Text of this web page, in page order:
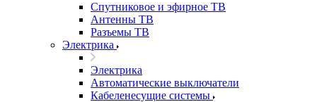
Спутниковое и эфирное ТВ
Антенны ТВ
Разъемы ТВ
Электрика
Электрика
Автоматические выключатели
Кабеленесущие системы